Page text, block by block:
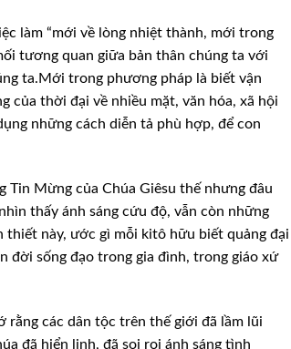
làm “mới về lòng nhiệt thành, mới trong
tương quan giữa bản thân chúng ta với
ta.Mới trong phương pháp là biết vận
của thời đại về nhiều mặt, văn hóa, xã hội
những cách diễn tả phù hợp, để con
Tin Mừng của Chúa Giêsu thế nhưng đâu
thấy ánh sáng cứu độ, vẫn còn những
thiết này, ước gì mỗi kitô hữu biết quảng đại
đời sống đạo trong gia đình, trong giáo xứ
rằng các dân tộc trên thế giới đã lầm lũi
đã hiển linh, đã soi rọi ánh sáng tình